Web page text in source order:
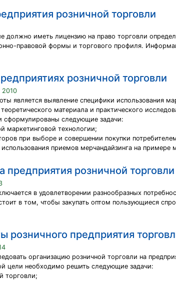
розничной торговли
должно иметь лицензию на право торговли
правовой формы и торгового профиля.
розничной торговли
2010
является выявление специфики использования
материала и практического
сформулированы следующие задачи:
маркетинговой технологии;
при выборе и совершении покупки
приемов мерчандайзинга на примере
предприятия розничной торговли
в удовлетворении разнообразных
в том, чтобы закупать оптом пользующиеся
розничного предприятия
организацию розничной торговли на
цели необходимо решить следующие задачи:
торговли;